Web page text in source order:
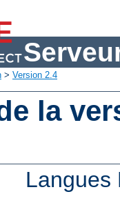
> Version 2.4
la